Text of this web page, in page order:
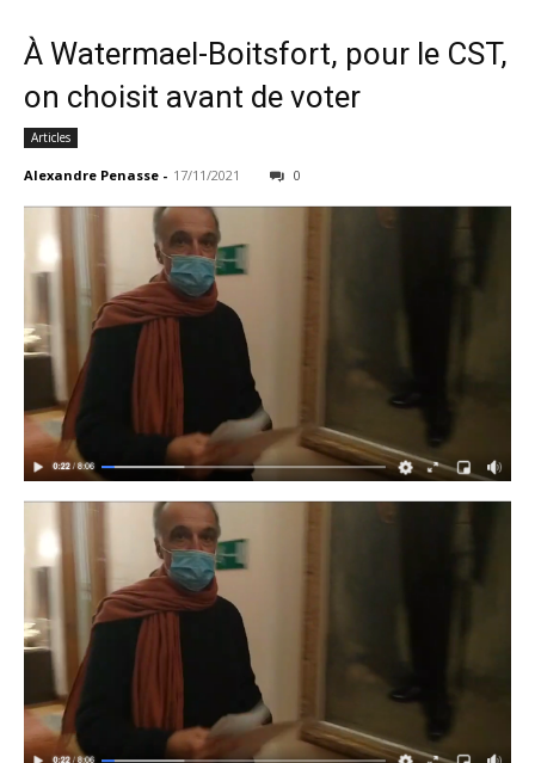
À Watermael-Boitsfort, pour le CST,
on choisit avant de voter
Articles
Alexandre Penasse - 17/11/2021 0